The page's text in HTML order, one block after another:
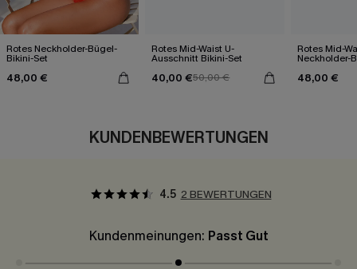
Rotes Neckholder-Bügel-
Bikini-Set
48,00 €
Rotes Mid-Waist U-
Ausschnitt Bikini-Set
40,00 €50,00 €
Rotes Mid-
Neckholder-
48,00 €
KUNDENBEWERTUNGEN
4.5 2 BEWERTUNGEN
Kundenmeinungen: Passt Gut